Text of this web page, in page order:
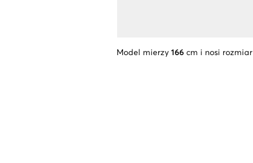
Model mierzy 166 cm i nosi rozmiar